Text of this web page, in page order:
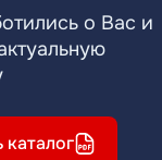
о Вас и
каталог